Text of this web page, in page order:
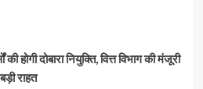
होगी दोबारा नियुक्ति, वित्त विभाग की मंजूरी
राहत